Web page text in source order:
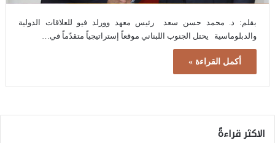
بقلم: د. محمد حسن سعد رئيس معهد وورلد فيو للعلاقات الدولية
والدبلوماسية يحتل الجنوب اللبناني موقعاً إستراتيجياً متقدّماً في…
أكمل القراءة »
الاكثر قراءةً